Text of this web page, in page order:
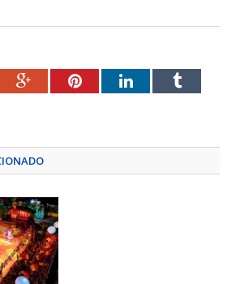
Google+PinterestLinkedInTumblr